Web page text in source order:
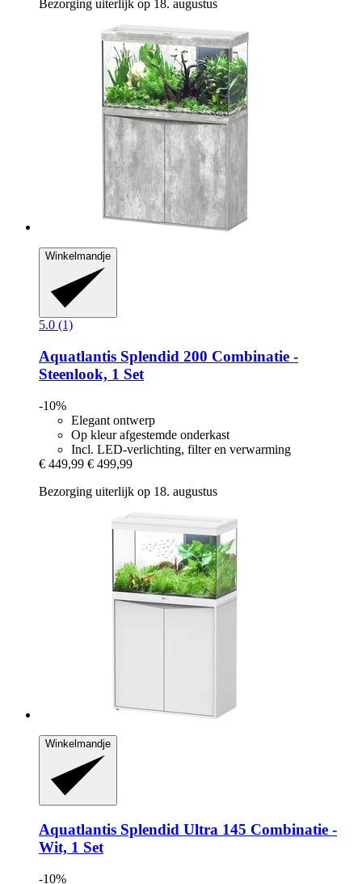
Bezorging uiterlijk op 18. augustus
Winkelmandje
5.0 (1)
Aquatlantis Splendid 200 Combinatie -​
Steenlook, 1 Set
-10%
Elegant ontwerp
Op kleur afgestemde onderkast
Incl. LED-verlichting, filter en verwarming
€ 449,99 € 499,99
Bezorging uiterlijk op 18. augustus
Winkelmandje
Aquatlantis Splendid Ultra 145 Combinatie -​
Wit, 1 Set
-10%